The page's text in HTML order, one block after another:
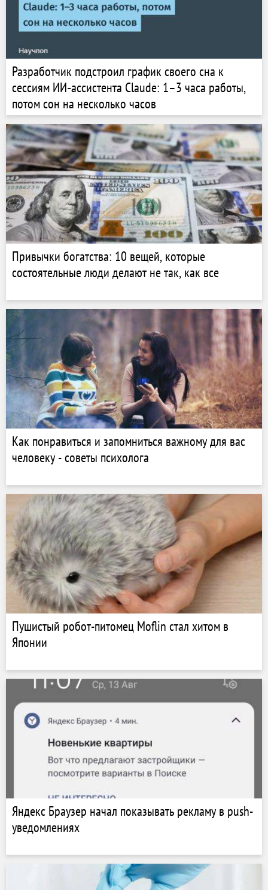
Разработчик подстроил график своего сна к
сессиям ИИ‑ассистента Claude: 1–3 часа работы,
потом сон на несколько часов
Привычки богатства: 10 вещей, которые
состоятельные люди делают не так, как все
Как понравиться и запомниться важному для вас
человеку - советы психолога
Пушистый робот-питомец Moflin стал хитом в
Японии
Яндекс Браузер начал показывать рекламу в push-
уведомлениях